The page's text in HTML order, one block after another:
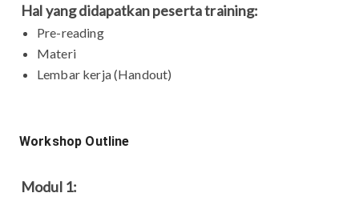
Hal yang didapatkan peserta training:
Pre-reading
Materi
Lembar kerja (Handout)
Workshop Outline
Modul 1: